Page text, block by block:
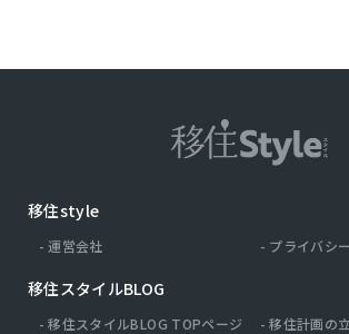
移住style
運営会社 プライバシ
移住スタイルBLOG
移住スタイルBLOG TOPページ 移住計画の